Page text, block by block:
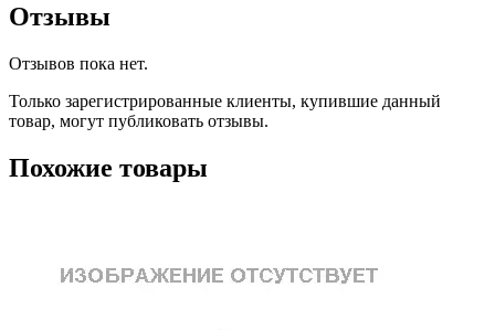
Отзывы
Отзывов пока нет.
Только зарегистрированные клиенты, купившие данный
товар, могут публиковать отзывы.
Похожие товары